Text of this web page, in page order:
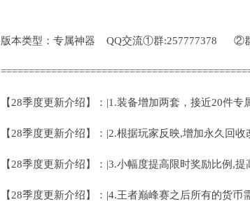
版本类型：专属神器 QQ交流①群:257777378 ②
【28季度更新介绍】：|1.装备增加两套，接近20件专
【28季度更新介绍】：|2.根据玩家反映,增加永久回收
【28季度更新介绍】：|3.小幅度提高限时奖励比例,
【28季度更新介绍】：|4.王者巅峰赛之后所有的货